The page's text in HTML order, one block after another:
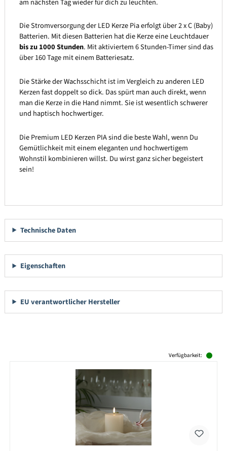
am nächsten Tag wieder für dich zu leuchten.
Die Stromversorgung der LED Kerze Pia erfolgt über 2 x C (Baby)
Batterien. Mit diesen Batterien hat die Kerze eine Leuchtdauer
bis zu 1000 Stunden. Mit aktiviertem 6 Stunden-Timer sind das
über 160 Tage mit einem Batteriesatz.
Die Stärke der Wachsschicht ist im Vergleich zu anderen LED
Kerzen fast doppelt so dick. Das spürt man auch direkt, wenn
man die Kerze in die Hand nimmt. Sie ist wesentlich schwerer
und haptisch hochwertiger.
Die Premium LED Kerzen PIA sind die beste Wahl, wenn Du
Gemütlichkeit mit einem eleganten und hochwertigem
Wohnstil kombinieren willst. Du wirst ganz sicher begeistert
sein!
Technische Daten
Eigenschaften
EU verantwortlicher Hersteller
Verfügbarkeit: